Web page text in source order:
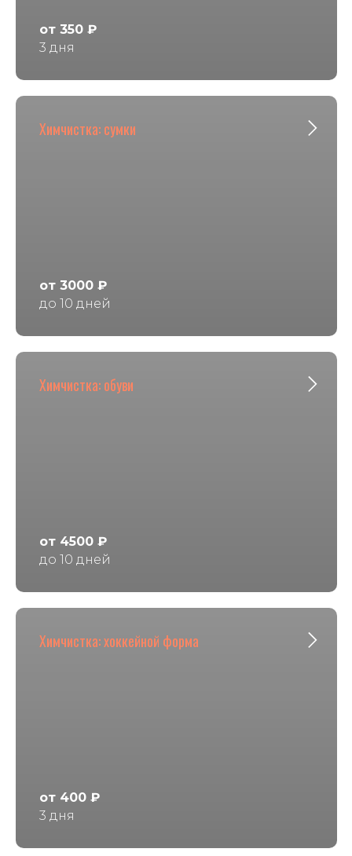
от 350 ₽
3 дня
Химчистка: сумки
от 3000 ₽
до 10 дней
Химчистка: обуви
от 4500 ₽
до 10 дней
Химчистка: хоккейной форма
от 400 ₽
3 дня